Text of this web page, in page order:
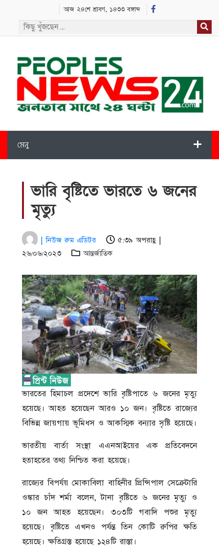
আজ ২৪শে শ্রাবণ, ১৪৩৩ বঙ্গাব্দ
মেনু
ভারি বৃষ্টিতে ভারতে ৬ জনের
মৃত্যু
| নিউজ রুম এডিটর
৫:৩৯ অপরাহ্ণ |
২৬/০৬/২০২৩
আন্তর্জাতিক
ভারতের হিমাচল প্রদেশে ভারি বৃষ্টিপাতে ৬ জনের মৃত্যু
হয়েছে। আহত হয়েছেন আরও ১০ জন। বৃষ্টিতে রাজ্যের
বিভিন্ন জায়গায় ভূমিধস ও আকস্মিক বন্যার সৃষ্টি হয়েছে।
ভারতীয় বার্তা সংস্থা এএনআইয়ের এক প্রতিবেদনে
হতাহতের তথ্য নিশ্চিত করা হয়েছে।
রাজ্যের বিপর্যয় মোকাবিলা বাহিনীর প্রিন্সিপাল সেক্রেটারি
ওঙ্কার চাঁদ শর্মা বলেন, টানা বৃষ্টিতে ৬ জনের মৃত্যু ও
১০ জন আহত হয়েছেন। ৩০৩টি গবাদি পশুর মৃত্যু
হয়েছে। বৃষ্টিতে এখনও পর্যন্ত তিন কোটি রুপির ক্ষতি
হয়েছে। ক্ষতিগ্রস্ত হয়েছে ১২৪টি রাস্তা।